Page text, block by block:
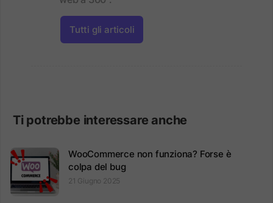
Tutti gli articoli
Ti potrebbe interessare anche
WooCommerce non funziona? Forse è
colpa del bug
21 Giugno 2025